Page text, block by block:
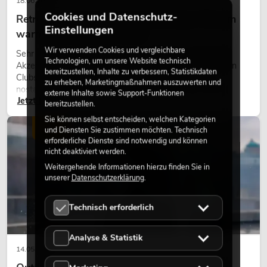
Retro-Licht im modernen Lichtdesign: Warum
warmes Licht wieder wirkt
Sehr warmes Licht, sichtbare Leuchtflächen und farbige
Akzente prägen viele aktuelle Lichtdesigns auf Bühnen, in
Clubs und bei Events. Retro-Licht ist dabei kein rein
nostalgischer Effekt, sondern ein bewusst eingesetztes
Gestaltungsmittel: Es schafft Atmosphäre, gibt Szenen
Charakter und kann technische LED-Setups emotionaler
wirken lassen.
Jetzt lesen
14.05.2026
LICHT
Cookies und Datenschutz-
Einstellungen
Wir verwenden Cookies und vergleichbare
Technologien, um unsere Website technisch
bereitzustellen, Inhalte zu verbessern, Statistikdaten
zu erheben, Marketingmaßnahmen auszuwerten und
externe Inhalte sowie Support-Funktionen
bereitzustellen.
Sie können selbst entscheiden, welchen Kategorien
und Diensten Sie zustimmen möchten. Technisch
erforderliche Dienste sind notwendig und können
nicht deaktiviert werden.
Weitergehende Informationen hierzu finden Sie in
unsererDatenschutzerklärung.
Technisch erforderlich
Analyse & Statistik